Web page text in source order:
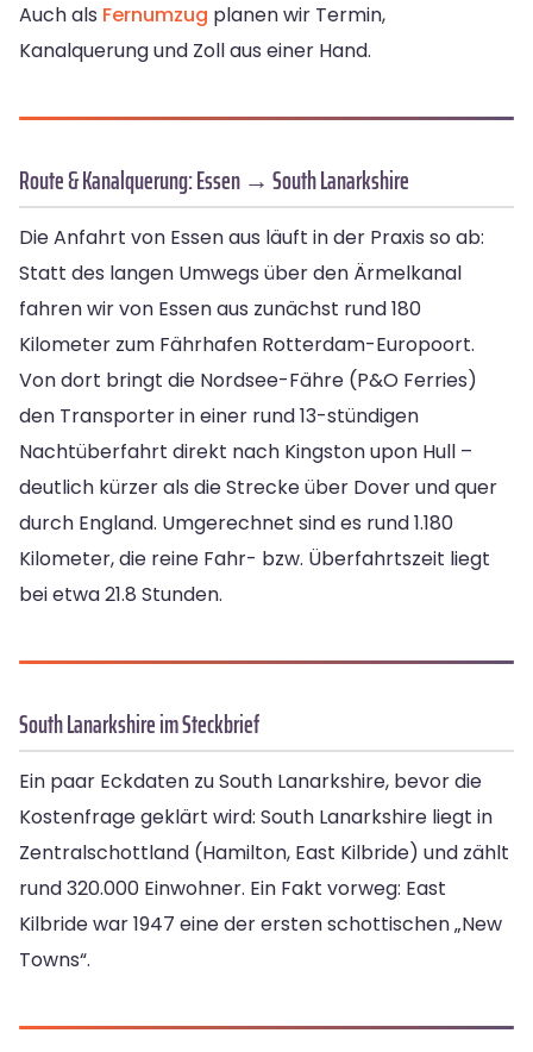
Auch als Fernumzug planen wir Termin,
Kanalquerung und Zoll aus einer Hand.
Route & Kanalquerung: Essen → South Lanarkshire
Die Anfahrt von Essen aus läuft in der Praxis so ab:
Statt des langen Umwegs über den Ärmelkanal
fahren wir von Essen aus zunächst rund 180
Kilometer zum Fährhafen Rotterdam-Europoort.
Von dort bringt die Nordsee-Fähre (P&O Ferries)
den Transporter in einer rund 13-stündigen
Nachtüberfahrt direkt nach Kingston upon Hull –
deutlich kürzer als die Strecke über Dover und quer
durch England. Umgerechnet sind es rund 1.180
Kilometer, die reine Fahr- bzw. Überfahrtszeit liegt
bei etwa 21.8 Stunden.
South Lanarkshire im Steckbrief
Ein paar Eckdaten zu South Lanarkshire, bevor die
Kostenfrage geklärt wird: South Lanarkshire liegt in
Zentralschottland (Hamilton, East Kilbride) und zählt
rund 320.000 Einwohner. Ein Fakt vorweg: East
Kilbride war 1947 eine der ersten schottischen „New
Towns“.